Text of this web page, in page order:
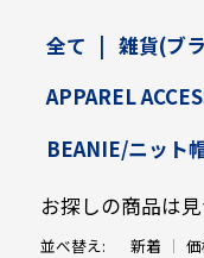
全て | 雑貨(ブ
APPAREL
BEANIE/ニット
お探しの商品は
並べ替え: 新着